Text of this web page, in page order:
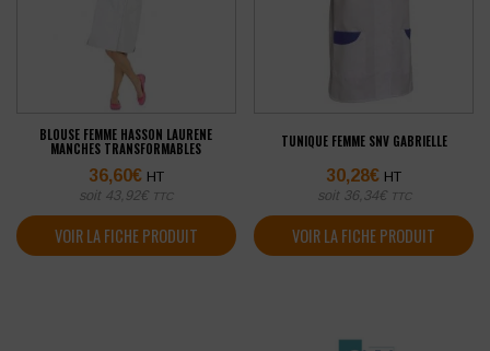
BLOUSE FEMME HASSON LAURENE
MANCHES TRANSFORMABLES
36,60€ HT
soit 43,92€ TTC
VOIR LA FICHE PRODUIT
TUNIQUE FEMME SNV GABRIELLE
30,28€ HT
soit 36,34€ TTC
VOIR LA FICHE PRODUIT